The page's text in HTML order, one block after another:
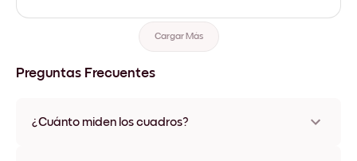
Cargar Más
Preguntas Frecuentes
¿Cuánto miden los cuadros?